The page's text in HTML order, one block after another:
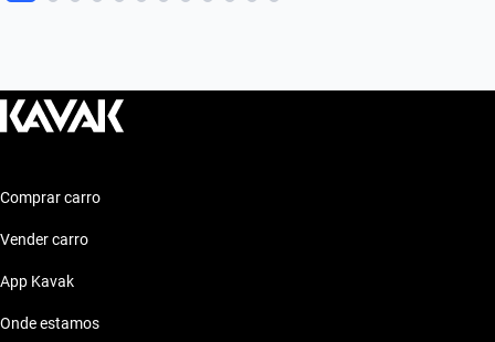
Comprar carro
Vender carro
App Kavak
Onde estamos